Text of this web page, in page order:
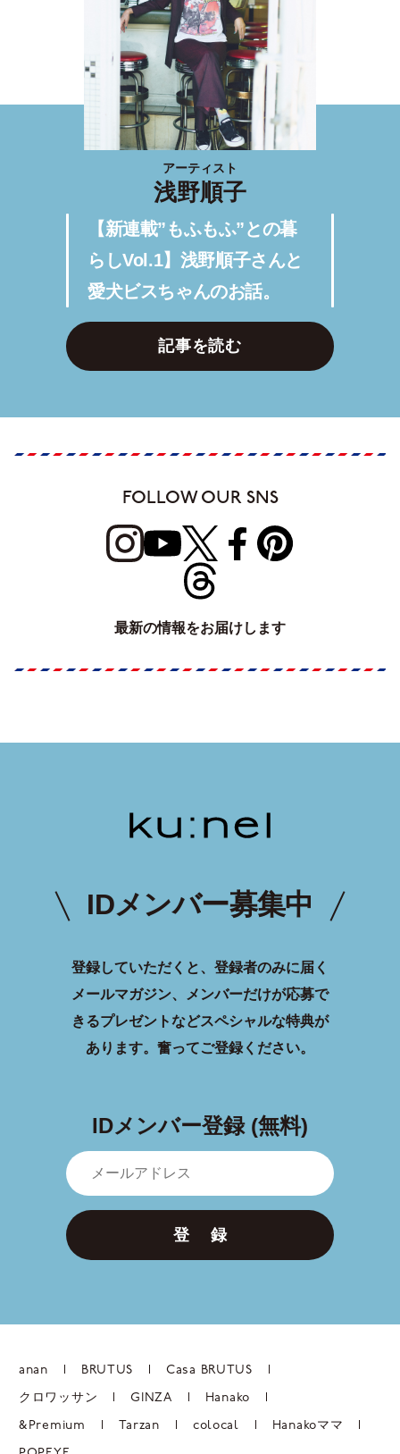
アーティスト
浅野順子
【新連載”もふもふ”との暮
らしVol.1】浅野順子さんと
愛犬ビスちゃんのお話。
記事を読む
FOLLOW OUR SNS
最新の情報をお届けします
IDメンバー募集中
登録していただくと、登録者のみに届く
メールマガジン、メンバーだけが応募で
きるプレゼントなどスペシャルな特典が
あります。 奮ってご登録ください。
IDメンバー登録 (無料)
登 録
anan BRUTUS Casa BRUTUS
クロワッサン GINZA Hanako
&Premium Tarzan colocal Hanakoママ